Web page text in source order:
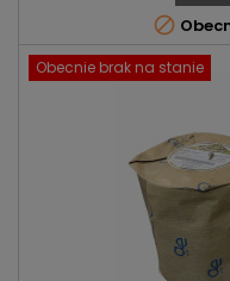

Obecnie brak na stanie